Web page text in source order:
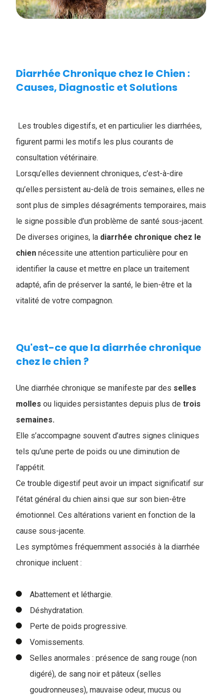
Diarrhée Chronique chez le Chien :
Causes, Diagnostic et Solutions
Les troubles digestifs, et en particulier les diarrhées,
figurent parmi les motifs les plus courants de
consultation vétérinaire.
Lorsqu’elles deviennent chroniques, c’est-à-dire
qu’elles persistent au-delà de trois semaines, elles ne
sont plus de simples désagréments temporaires, mais
le signe possible d’un problème de santé sous-jacent.
De diverses origines, la diarrhée chronique chez le
chien ​ nécessite une attention particulière pour en
identifier la cause et mettre en place un traitement
adapté, afin de préserver la santé, le bien-être et la
vitalité de votre compagnon.
Qu'est-ce que la diarrhée chronique
chez le chien​ ?
Une diarrhée chronique se manifeste par des selles
molles ou liquides persistantes depuis plus de trois
semaines.
Elle s’accompagne souvent d’autres signes cliniques
tels qu’une perte de poids ou une diminution de
l’appétit.
Ce trouble digestif peut avoir un impact significatif sur
l’état général du chien ainsi que sur son bien-être
émotionnel. Ces altérations varient en fonction de la
cause sous-jacente.
Les symptômes fréquemment associés à la diarrhée
chronique incluent :
Abattement et léthargie.
Déshydratation.
Perte de poids progressive.
Vomissements.
Selles anormales : présence de sang rouge (non
digéré), de sang noir et pâteux (selles
goudronneuses), mauvaise odeur, mucus ou